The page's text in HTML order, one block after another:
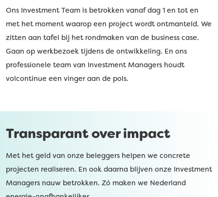
Ons Investment Team is betrokken vanaf dag 1 en tot en
met het moment waarop een project wordt ontmanteld. We
zitten aan tafel bij het rondmaken van de business case.
Gaan op werkbezoek tijdens de ontwikkeling. En ons
professionele team van Investment Managers houdt
volcontinue een vinger aan de pols.
Transparant over impact
Met het geld van onze beleggers helpen we concrete
projecten realiseren. En ook daarna blijven onze Investment
Managers nauw betrokken. Zó maken we Nederland